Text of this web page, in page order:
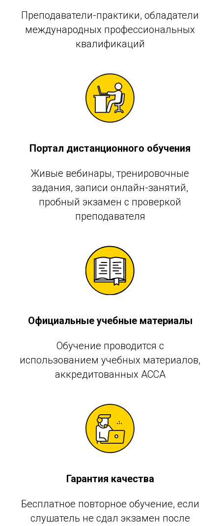
Преподаватели-практики, обладатели
международных профессиональных
квалификаций
Портал дистанционного обучения
Живые вебинары, тренировочные
задания, записи онлайн-занятий,
пробный экзамен с проверкой
преподавателя
Официальные учебные материалы
Обучение проводится с
использованием учебных материалов,
аккредитованных АССА
Гарантия качества
Бесплатное повторное обучение, если
слушатель не сдал экзамен после